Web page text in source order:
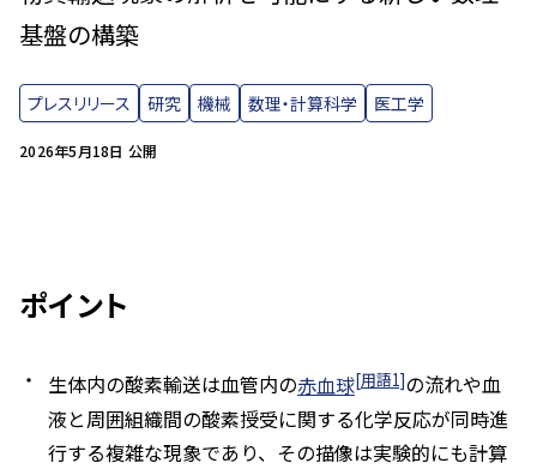
2026年5月18日 公開
基盤の構築
プレスリリース 研究 機械 数理・計算科学 医工学
ポイント
生体内の酸素輸送は血管内の赤血球[用語1]の流れや血
液と周囲組織間の酸素授受に関する化学反応が同時進
行する複雑な現象であり、その描像は実験的にも計算